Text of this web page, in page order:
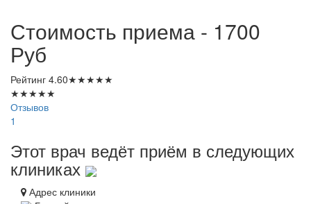
Стоимость приема - 1700
Руб
Рейтинг 4.60★★★★★
★★★★★
Отзывов
1
Этот врач ведёт приём в следующих
клиниках
Адрес клиники